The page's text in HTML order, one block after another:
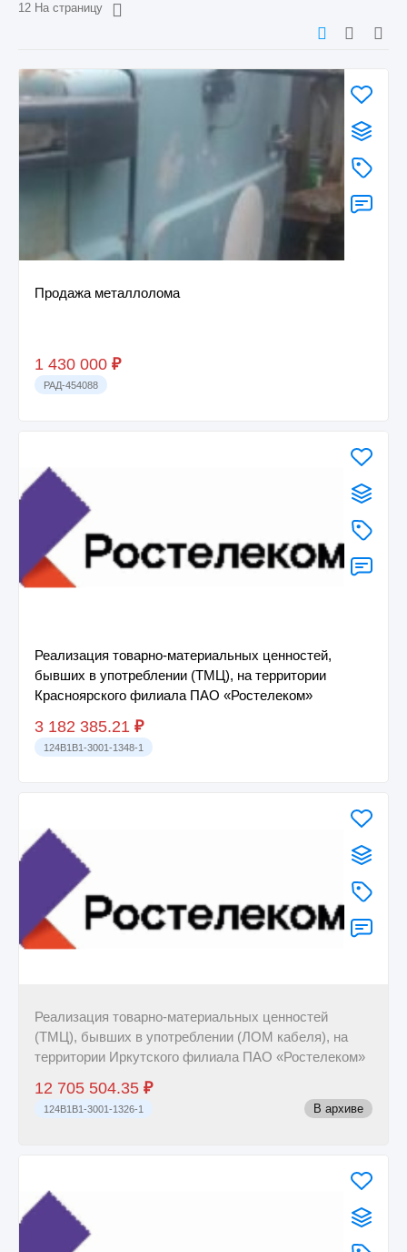
12 На страницу
Продажа металлолома
1 430 000 ₽
РАД-454088
Реализация товарно-материальных ценностей,
бывших в употреблении (ТМЦ), на территории
Красноярского филиала ПАО «Ростелеком»
3 182 385.21 ₽
124B1B1-3001-1348-1
Реализация товарно-материальных ценностей
(ТМЦ), бывших в употреблении (ЛОМ кабеля), на
территории Иркутского филиала ПАО «Ростелеком»
12 705 504.35 ₽
124B1B1-3001-1326-1 В архиве